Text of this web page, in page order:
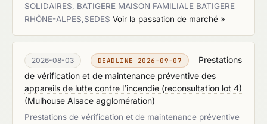
SOLIDAIRES, BATIGERE MAISON FAMILIALE BATIGERE
RHÔNE-ALPES,SEDES Voir la passation de marché »
2026-08-03 DEADLINE 2026-09-07
Prestations
de vérification et de maintenance préventive des
appareils de lutte contre l’incendie (reconsultation lot 4)
(Mulhouse Alsace agglomération)
Prestations de vérification et de maintenance préventive